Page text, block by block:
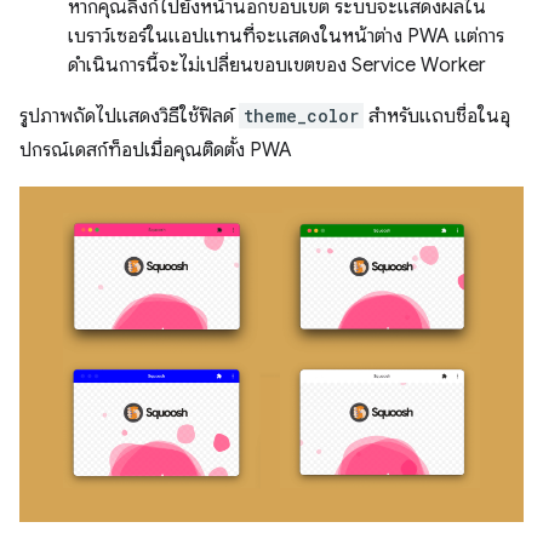
หากคุณลิงก์ไปยังหน้านอกขอบเขต ระบบจะแสดงผลใน
เบราว์เซอร์ในแอปแทนที่จะแสดงในหน้าต่าง PWA แต่การ
ดำเนินการนี้จะไม่เปลี่ยนขอบเขตของ Service Worker
รูปภาพถัดไปแสดงวิธีใช้ฟิลด์ theme_color สำหรับแถบชื่อในอุ
ปกรณ์เดสก์ท็อปเมื่อคุณติดตั้ง PWA